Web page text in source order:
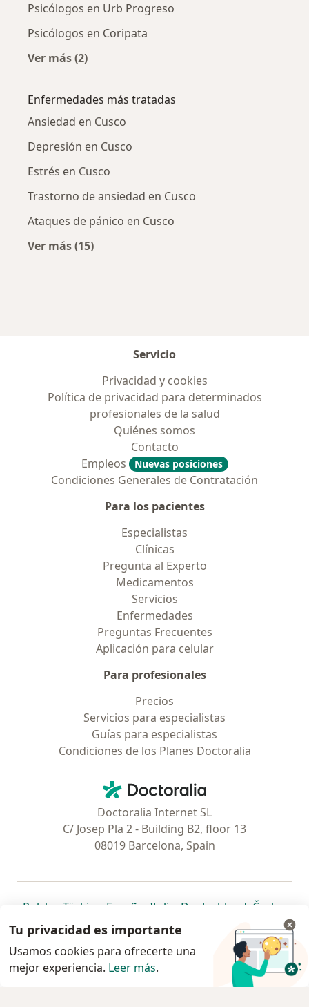
Psicólogos en Urb Progreso
Psicólogos en Coripata
Ver más (2)
Enfermedades más tratadas
Ansiedad en Cusco
Depresión en Cusco
Estrés en Cusco
Trastorno de ansiedad en Cusco
Ataques de pánico en Cusco
Ver más (15)
Servicio
Privacidad y cookies
Política de privacidad para determinados
profesionales de la salud
Quiénes somos
Contacto
Empleos
Nuevas posiciones
Condiciones Generales de Contratación
Para los pacientes
Especialistas
Clínicas
Pregunta al Experto
Medicamentos
Servicios
Enfermedades
Preguntas Frecuentes
Aplicación para celular
Para profesionales
Precios
Servicios para especialistas
Guías para especialistas
Condiciones de los Planes Doctoralia
Doctoralia - Página de inicio
Doctoralia Internet SL
C/ Josep Pla 2 - Building B2, floor 13
08019 Barcelona, Spain
Polska se abre en una nueva pestaña
Türkiye se abre en una nueva pestaña
España se abre en una nueva pestaña
Italia se abre en una nueva
Deutschlandse abre en
Česko
Portugal
se abre en una nueva pestaña
México se abre en una nueva pestaña
Chile se abre en una nueva pestaña
Brasil se abre en una nueva
se abre en
se
se abre en una nueva
www.doctoralia.pe © 2026 - Encuentra tu
Tu privacidad es importante
Usamos cookies para ofrecerte una
mejor experiencia. Leer más.